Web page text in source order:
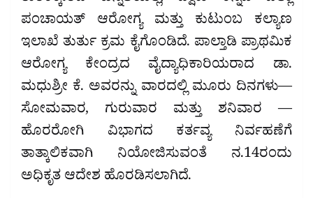
ಪಂಚಾಯತ್ ಆರೋಗ್ಯ ಮತ್ತು ಕುಟುಂಬ ಕಲ್ಯಾಣ
ಇಲಾಖೆ ತುರ್ತು ಕ್ರಮ ಕೈಗೊಂಡಿದೆ. ಪಾಲ್ತಾಡಿ ಪ್ರಾಥಮಿಕ
ಆರೋಗ್ಯ ಕೇಂದ್ರದ ವೈದ್ಯಾಧಿಕಾರಿಯರಾದ ಡಾ.
ಮಧುಶ್ರೀ ಕೆ. ಅವರನ್ನು ವಾರದಲ್ಲಿ ಮೂರು ದಿನಗಳು—
ಸೋಮವಾರ, ಗುರುವಾರ ಮತ್ತು ಶನಿವಾರ —
ಹೊರರೋಗಿ ವಿಭಾಗದ ಕರ್ತವ್ಯ ನಿರ್ವಹಣೆಗೆ
ತಾತ್ಕಾಲಿಕವಾಗಿ ನಿಯೋಜಿಸುವಂತೆ ನ.14ರಂದು
ಅಧಿಕೃತ ಆದೇಶ ಹೊರಡಿಸಲಾಗಿದೆ.